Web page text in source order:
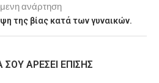
ανάρτηση
της βίας κατά των γυναικών.
ΣΟΥ ΑΡΈΣΕΙ ΕΠΊΣΗΣ